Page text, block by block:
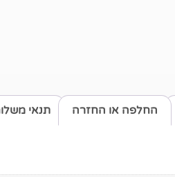
תנאי החלפה או החזרה